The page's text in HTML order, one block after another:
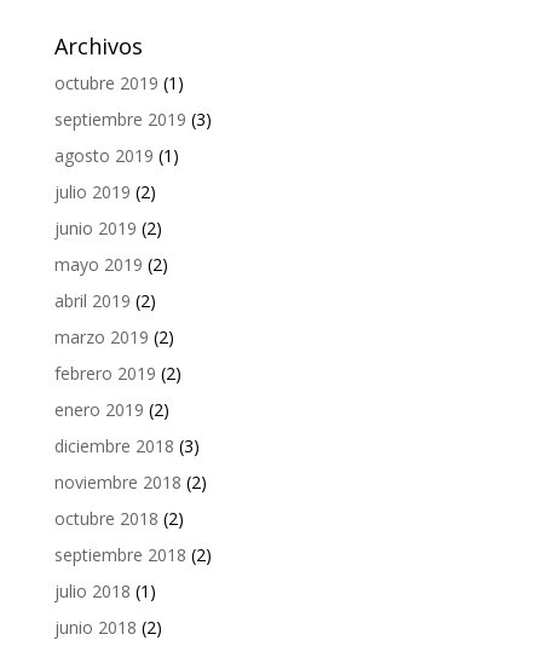
Archivos
octubre 2019 (1)
septiembre 2019 (3)
agosto 2019 (1)
julio 2019 (2)
junio 2019 (2)
mayo 2019 (2)
abril 2019 (2)
marzo 2019 (2)
febrero 2019 (2)
enero 2019 (2)
diciembre 2018 (3)
noviembre 2018 (2)
octubre 2018 (2)
septiembre 2018 (2)
julio 2018 (1)
junio 2018 (2)